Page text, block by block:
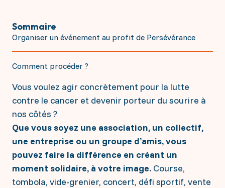
Interception : la prévention personnalisée
La génétique constitutionnelle
Les séquelles des traitements
Le soutien aux jeunes chercheurs 2026
Vos dons agissent
Acquisition d’un mammographe 3D haute
Création d’une plateforme d’épigénétique
Accompagnement des jeunes patient(e)s
Inst'Aja
Le soutien aux jeunes chercheurs 2025
Sac 1ère cure
Les défis et enjeux contre le Cancer
Ensemble, continuons le combat.
Soutenir financièrement
S'engager en mécénat d'entreprise
Collecter en mémoire d'un proche
Transmettre par legs, donation ou assurance vie
Donner via l'IFI
S'investir personnellement
Je deviens bénévole
Vous voulez agir concrètement pour la lutte
contre le cancer et devenir porteur du sourire à
nos côtés ?
Que vous soyez une association, un collectif,
une entreprise ou un groupe d’amis, vous
pouvez faire la différence en créant un
moment solidaire, à votre image. Course,
tombola, vide-grenier, concert, défi sportif, vente
Sommaire
Organiser un événement au profit de Persévérance
Comment procéder ?